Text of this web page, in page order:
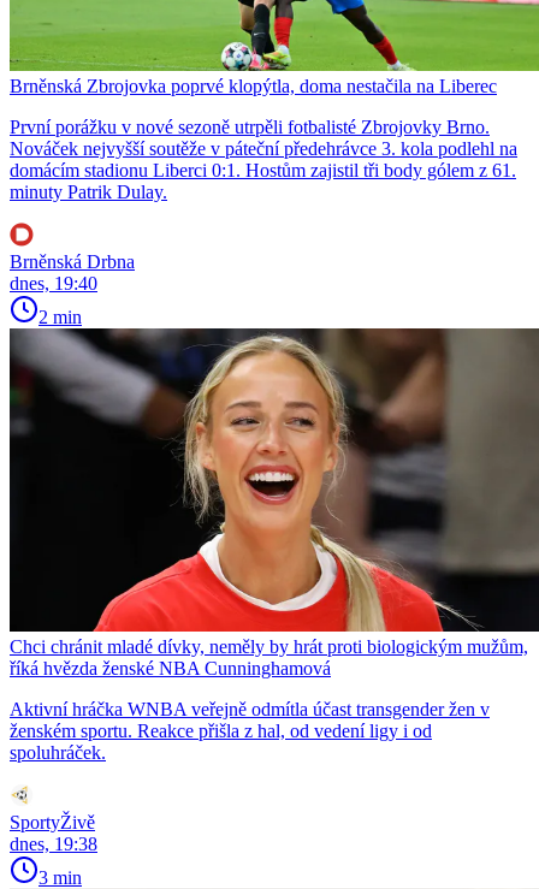
Brněnská Zbrojovka poprvé klopýtla, doma nestačila na Liberec
První porážku v nové sezoně utrpěli fotbalisté Zbrojovky Brno.
Nováček nejvyšší soutěže v páteční předehrávce 3. kola podlehl na
domácím stadionu Liberci 0:1. Hostům zajistil tři body gólem z 61.
minuty Patrik Dulay.
Brněnská Drbna
dnes, 19:40
2 min
Chci chránit mladé dívky, neměly by hrát proti biologickým mužům,
říká hvězda ženské NBA Cunninghamová
Aktivní hráčka WNBA veřejně odmítla účast transgender žen v
ženském sportu. Reakce přišla z hal, od vedení ligy i od
spoluhráček.
SportyŽivě
dnes, 19:38
3 min